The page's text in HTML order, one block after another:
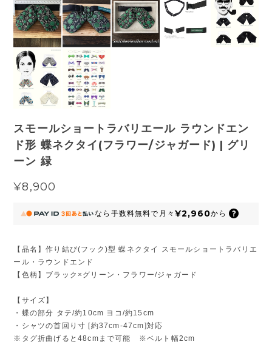
スモールショートラバリエール ラウンドエン
ド形 蝶ネクタイ(フラワー/ジャガード) | グリ
ーン 緑
¥8,900
なら 手数料無料で 月々 ¥2,960から
【品名】作り結び(フック)型 蝶ネクタイ スモールショートラバリエ
ール・ラウンドエンド
【色柄】ブラック×グリーン・フラワー/ジャガード
【サイズ】
・蝶の部分 タテ/約10cm ヨコ/約15cm
・シャツの首回り寸 [約37cm-47cm]対応
※タグ折曲げると48cmまで可能 ※ベルト幅2cm